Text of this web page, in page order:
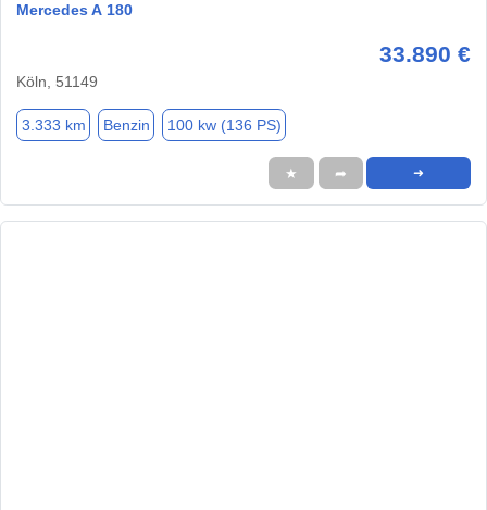
Mercedes A 180
33.890 €
Köln, 51149
3.333 km Benzin 100 kw (136 PS)
★ ➦ ➜